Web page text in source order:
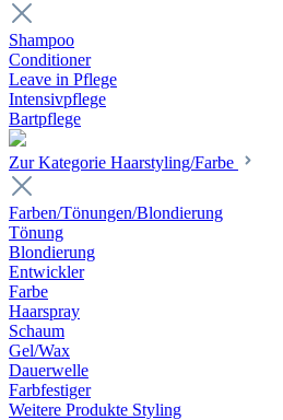
Shampoo
Conditioner
Leave in Pflege
Intensivpflege
Bartpflege
Zur Kategorie Haarstyling/Farbe
Farben/Tönungen/Blondierung
Tönung
Blondierung
Entwickler
Farbe
Haarspray
Schaum
Gel/Wax
Dauerwelle
Farbfestiger
Weitere Produkte Styling